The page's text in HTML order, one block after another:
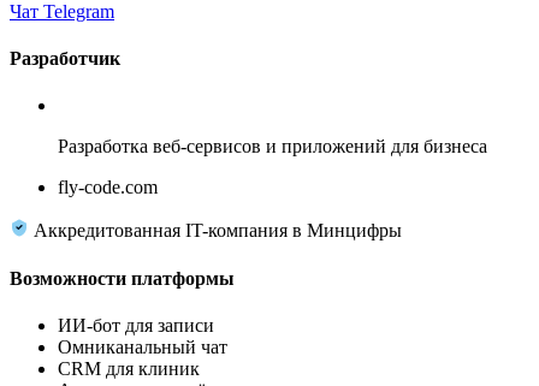
Чат Telegram
Разработчик
Разработка веб-сервисов и приложений для бизнеса
fly-code.com
Аккредитованная IT-компания в Минцифры
Возможности платформы
ИИ-бот для записи
Омниканальный чат
CRM для клиник